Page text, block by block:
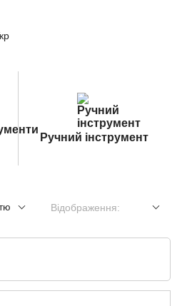
Ручний інструмент
Відображення: